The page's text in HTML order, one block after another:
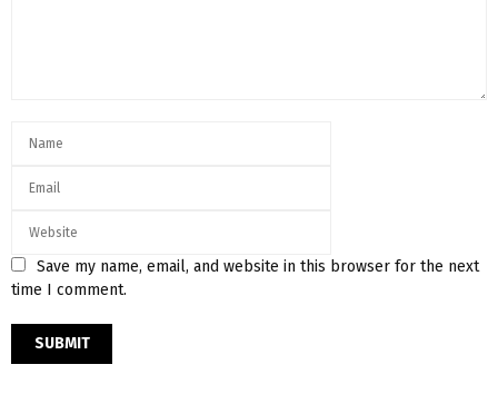
Save my name, email, and website in this browser for the next
time I comment.